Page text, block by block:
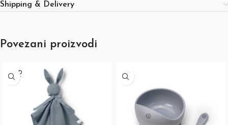
Shipping & Delivery
Povezani proizvodi
SOLD
OUT